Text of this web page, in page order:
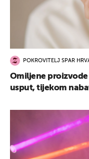
POKROVITELJ SPAR
Omiljene
usput, tijekom